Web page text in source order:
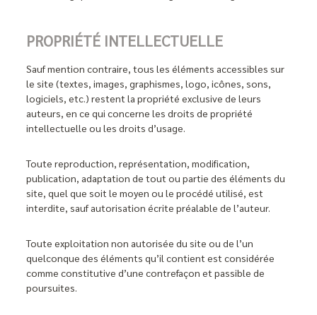
PROPRIÉTÉ INTELLECTUELLE
Sauf mention contraire, tous les éléments accessibles sur
le site (textes, images, graphismes, logo, icônes, sons,
logiciels, etc.) restent la propriété exclusive de leurs
auteurs, en ce qui concerne les droits de propriété
intellectuelle ou les droits d’usage.
Toute reproduction, représentation, modification,
publication, adaptation de tout ou partie des éléments du
site, quel que soit le moyen ou le procédé utilisé, est
interdite, sauf autorisation écrite préalable de l’auteur.
Toute exploitation non autorisée du site ou de l’un
quelconque des éléments qu’il contient est considérée
comme constitutive d’une contrefaçon et passible de
poursuites.